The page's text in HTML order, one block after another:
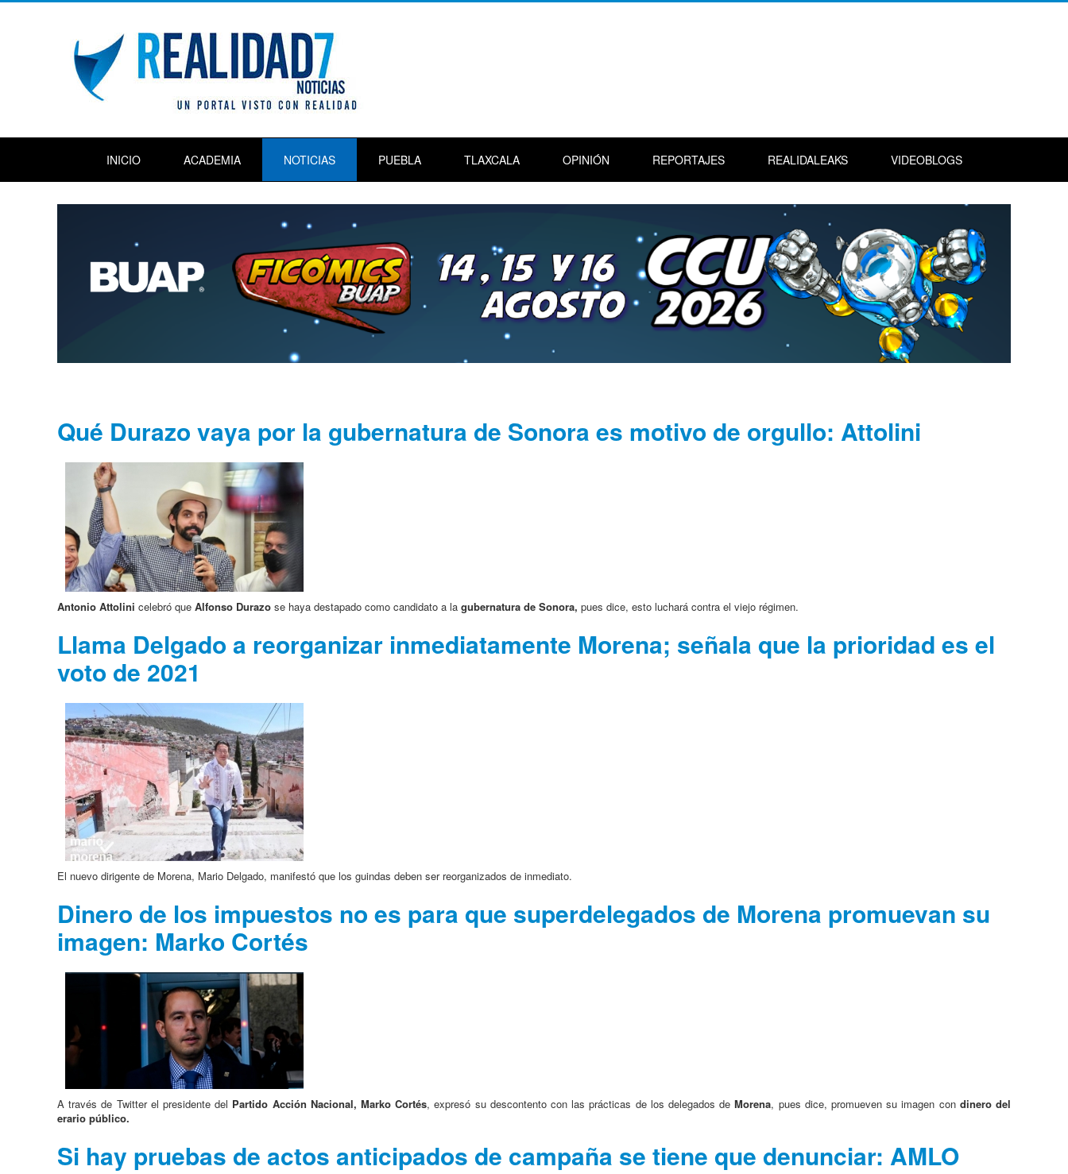
INICIO ACADEMIA NOTICIAS PUEBLA TLAXCALA OPINIÓN REPORTAJES REALIDALEAKS VIDEOBLOGS
Qué Durazo vaya por la gubernatura de Sonora es motivo de orgullo: Attolini
Antonio Attolini celebró que Alfonso Durazo se haya destapado como candidato a la gubernatura de Sonora, pues dice, esto luchará contra el viejo régimen.
Llama Delgado a reorganizar inmediatamente Morena; señala que la prioridad es el
voto de 2021
El nuevo dirigente de Morena, Mario Delgado, manifestó que los guindas deben ser reorganizados de inmediato.
Dinero de los impuestos no es para que superdelegados de Morena promuevan su
imagen: Marko Cortés
A través de Twitter el presidente del Partido Acción Nacional, Marko Cortés, expresó su descontento con las prácticas de los delegados deMorena, pues dice, promueven su imagen con dinero del
erario público.
Si hay pruebas de actos anticipados de campaña se tiene que denunciar: AMLO